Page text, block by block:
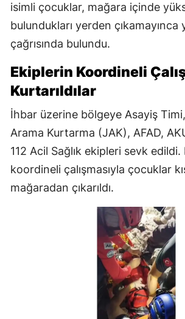
isimli çocuklar, mağara içinde
bulundukları yerden çıkamayınca
çağrısında bulundu.
Ekiplerin Koordineli
Kurtarıldılar
İhbar üzerine bölgeye Asayiş
Arama Kurtarma (JAK), AFAD,
112 Acil Sağlık ekipleri sevk edildi.
koordineli çalışmasıyla çocuklar
mağaradan çıkarıldı.